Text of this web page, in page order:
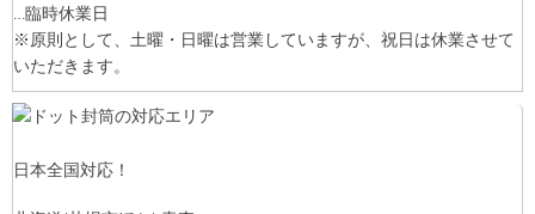
…臨時休業日
※原則として、土曜・日曜は営業していますが、祝日は休業させて
いただきます。
日本全国対応！